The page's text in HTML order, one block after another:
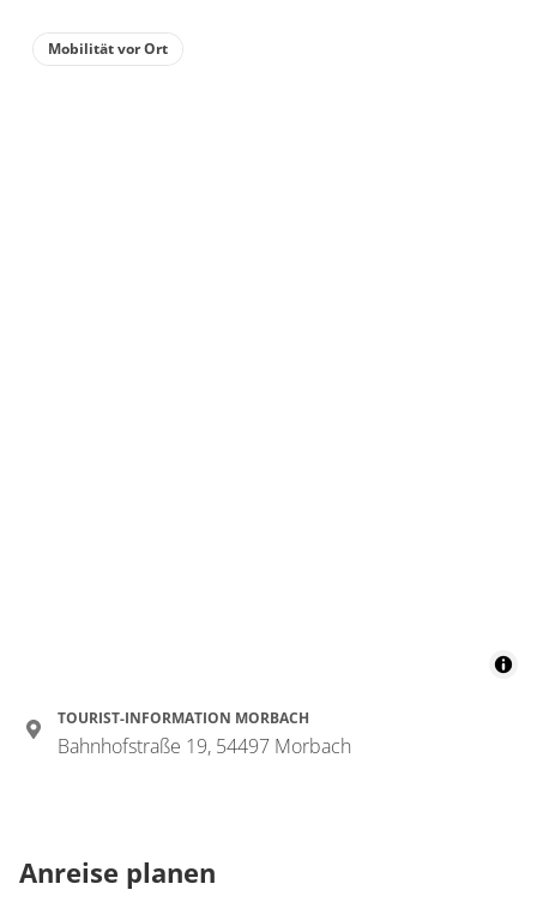
Mobilität vor Ort
TOURIST-INFORMATION MORBACH
Bahnhofstraße 19, 54497 Morbach
Anreise planen